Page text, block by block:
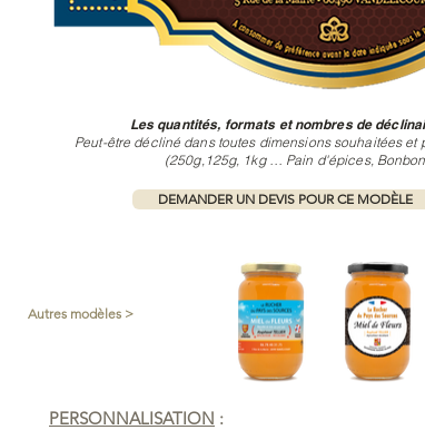
Autres modèles >
Les quantités, formats et nombres de
Peut-être décliné dans toutes dimensions souhaitées et
(250g,125g, 1kg … Pain d'épices,
DEMANDER UN DEVIS POUR CE MODÈLE
PERSONNALISATION :